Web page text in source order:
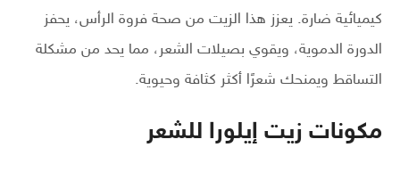
كيميائية ضارة. يعزز هذا الزيت من صحة فروة الرأس، يحفز
الدورة الدموية، ويقوي بصيلات الشعر، مما يحد من مشكلة
التساقط ويمنحك شعرًا أكثر كثافة وحيوية.
مكونات زيت إيلورا للشعر